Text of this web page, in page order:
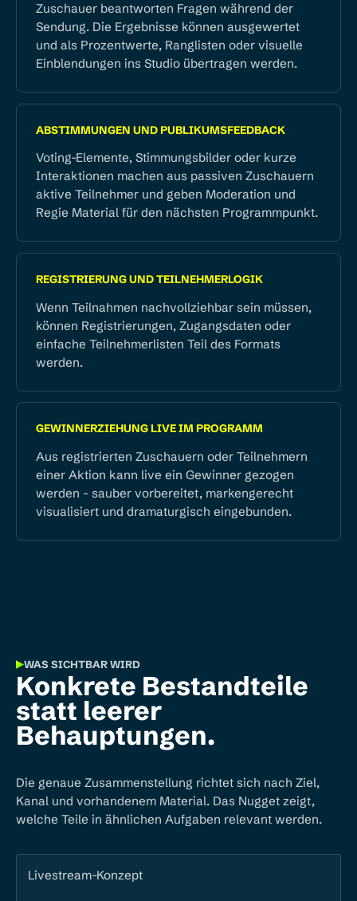
Zuschauer beantworten Fragen während der
Sendung. Die Ergebnisse können ausgewertet
und als Prozentwerte, Ranglisten oder visuelle
Einblendungen ins Studio übertragen werden.
ABSTIMMUNGEN UND PUBLIKUMSFEEDBACK
Voting-Elemente, Stimmungsbilder oder kurze
Interaktionen machen aus passiven Zuschauern
aktive Teilnehmer und geben Moderation und
Regie Material für den nächsten Programmpunkt.
REGISTRIERUNG UND TEILNEHMERLOGIK
Wenn Teilnahmen nachvollziehbar sein müssen,
können Registrierungen, Zugangsdaten oder
einfache Teilnehmerlisten Teil des Formats
werden.
GEWINNERZIEHUNG LIVE IM PROGRAMM
Aus registrierten Zuschauern oder Teilnehmern
einer Aktion kann live ein Gewinner gezogen
werden - sauber vorbereitet, markengerecht
visualisiert und dramaturgisch eingebunden.
WAS SICHTBAR WIRD
Konkrete Bestandteile
statt leerer
Behauptungen.
Die genaue Zusammenstellung richtet sich nach Ziel,
Kanal und vorhandenem Material. Das Nugget zeigt,
welche Teile in ähnlichen Aufgaben relevant werden.
Livestream-Konzept